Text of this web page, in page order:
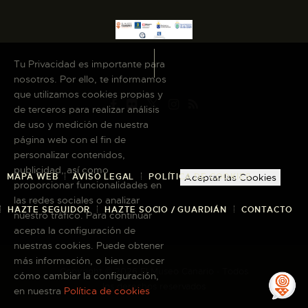
MAPA WEB AVISO LEGAL POLÍTICA DE COOKIES
HAZTE SEGUIDOR HAZTE SOCIO / GUARDIÁN CONTACTO
Copyright © 2026 El Museo Canario · Todos
los derechos reservados
Tu Privacidad es importante para
nosotros. Por ello, te informamos
que utilizamos cookies propias y
de terceros para realizar análisis
de uso y medición de nuestra
página web con el fin de
personalizar contenidos,
publicidad, así como
proporcionar funcionalidades en
las redes sociales o analizar
nuestro tráfico. Para continuar
acepta la configuración de
nuestras cookies. Puede obtener
más información, o bien conocer
cómo cambiar la configuración,
en nuestra Política de cookies
Aceptar las Cookies